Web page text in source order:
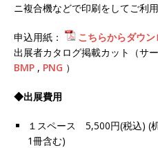
ニ複合機などで印刷をしてご利用
申込用紙：
こちらからダウン
出展者カタログ掲載カット（サ
BMP , PNG ）
◆出展費用
１スペース 5,500円(税込) (
1冊含む)